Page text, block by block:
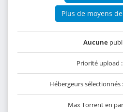
Plus de moyens
Aucune
Priorité upload :
Hébergeurs sélectionnés :
Max Torrent en